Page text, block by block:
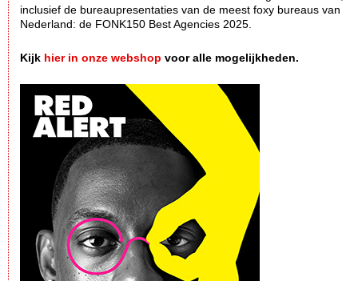
inclusief de bureaupresentaties van de meest foxy bureaus van
Nederland: de FONK150 Best Agencies 2025.
Kijk hier in onze webshop voor alle mogelijkheden.